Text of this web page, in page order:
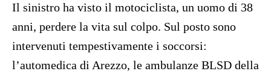
Il sinistro ha visto il motociclista, un uomo di 38
anni, perdere la vita sul colpo. Sul posto sono
intervenuti tempestivamente i soccorsi:
l’automedica di Arezzo, le ambulanze BLSD della